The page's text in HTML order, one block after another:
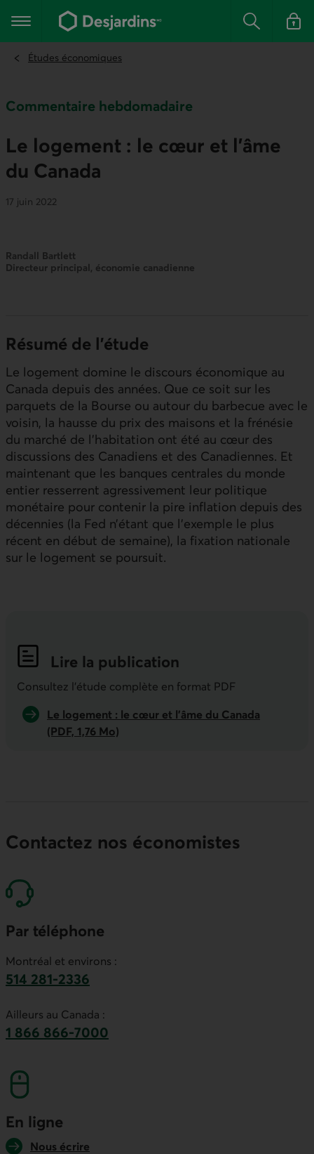
contenu
Menu principal Rechercher
Se
Études économiques
Commentaire hebdomadaire
Le logement : le cœur et l'âme
du Canada
17 juin 2022
Randall Bartlett
Directeur principal, économie canadienne
Résumé de l'étude
Le logement domine le discours économique au
Canada depuis des années. Que ce soit sur les
parquets de la Bourse ou autour du barbecue avec le
voisin, la hausse du prix des maisons et la frénésie
du marché de l’habitation ont été au cœur des
discussions des Canadiens et des Canadiennes. Et
maintenant que les banques centrales du monde
entier resserrent agressivement leur politique
monétaire pour contenir la pire inflation depuis des
décennies (la Fed n’étant que l’exemple le plus
récent en début de semaine), la fixation nationale
sur le logement se poursuit.
Lire la publication
Consultez l'étude complète en format PDF
Le logement : le cœur et l'âme du Canada
(PDF, 1,76 Mo)
Contactez nos économistes
Par téléphone
Montréal et environs :
514 281-2336
Ailleurs au Canada :
1 866 866-7000
En ligne
Nous écrire